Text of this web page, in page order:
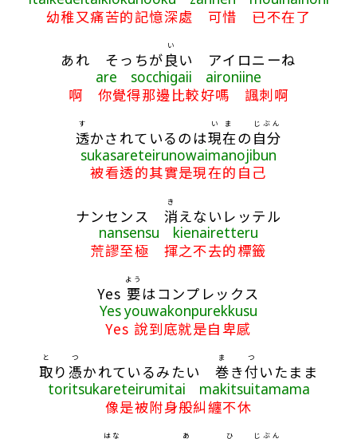
幼稚又痛苦的記憶深處 可惜 已不在了
あれ そっちが 良
い
い アイロニーね
are socchigaii aironiine
啊 你覺得那邊比較好嗎 諷刺啊
透
す
かされているのは現在
いま
の 自分
じぶん
sukasareteirunowaimanojibun
被看透的其實是現在的自己
ナンセンス 消
き
えないレッテル
nansensu kienairetteru
荒謬至極 揮之不去的標籤
Yes 要
よう
はコンプレックス
Yes youwakonpurekkusu
Yes 說到底就是自卑感
取
と
り 憑
つ
かれているみたい 巻
ま
き付
つ
いたまま
toritsukareteirumitai makitsuitamama
像是被附身般糾纏不休
はな あ ひ じぶん